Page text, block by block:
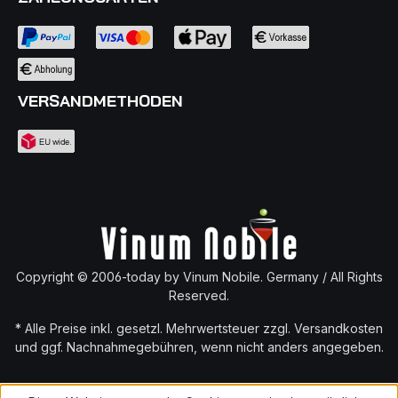
vereint die Kraft eines großen Jahrgangs mit der
stilistischen Finesse des rechten Ufers. Er ist Ausdruck
höchster Präzision und zeitloser Eleganz – ein Saint-
Émilion von monumentaler Klasse. Ein Wein für
Sammler, Kenner und besondere Anlässe.
VERSANDMETHODEN
Copyright © 2006-today by Vinum Nobile. Germany / All Rights
Reserved.
* Alle Preise inkl. gesetzl. Mehrwertsteuer zzgl. Versandkosten
und ggf. Nachnahmegebühren, wenn nicht anders angegeben.